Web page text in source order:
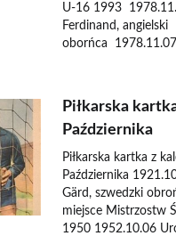
U-16 1993
Ferdinand, angielski
oborńca
Piłkarska
Października
Piłkarska kartka z
Października
Gärd, szwedzki
miejsce Mistrzostw
1950 1952.10.06